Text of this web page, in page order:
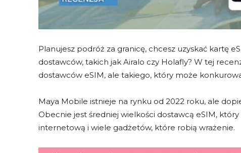
Planujesz podróż za granicę, chcesz uzyskać kartę
dostawców, takich jak Airalo czy Holafly? W tej
dostawców eSIM, ale takiego, który może
Maya Mobile istnieje na rynku od 2022 roku, ale
Obecnie jest średniej wielkości dostawcą eSIM, który
internetową i wiele gadżetów, które robią wrażenie.